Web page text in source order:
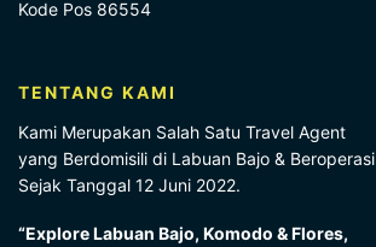
Kode Pos 86554
TENTANG KAMI
Kami Merupakan Salah Satu Travel Agent
yang Berdomisili di Labuan Bajo & Beroperasi
Sejak Tanggal 12 Juni 2022.
“Explore Labuan Bajo, Komodo & Flores,